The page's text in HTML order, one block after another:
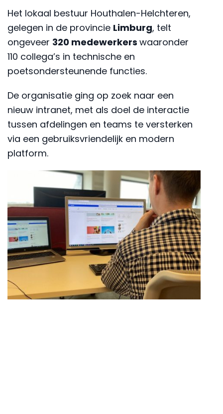
Het lokaal bestuur Houthalen-Helchteren,
gelegen in de provincie Limburg, telt
ongeveer 320 medewerkers waaronder
110 collega’s in technische en
poetsondersteunende functies.
De organisatie ging op zoek naar een
nieuw intranet, met als doel de interactie
tussen afdelingen en teams te versterken
via een gebruiksvriendelijk en modern
platform.